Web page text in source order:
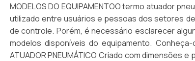
MODELOS DO EQUIPAMENTOO termo atuador
utilizado entre usuários e pessoas dos setores
de controle. Porém, é necessário esclarecer
modelos disponíveis do equipamento. Conheça-
ATUADOR PNEUMÁTICO Criado com dimensões e peso maiores; É produzido